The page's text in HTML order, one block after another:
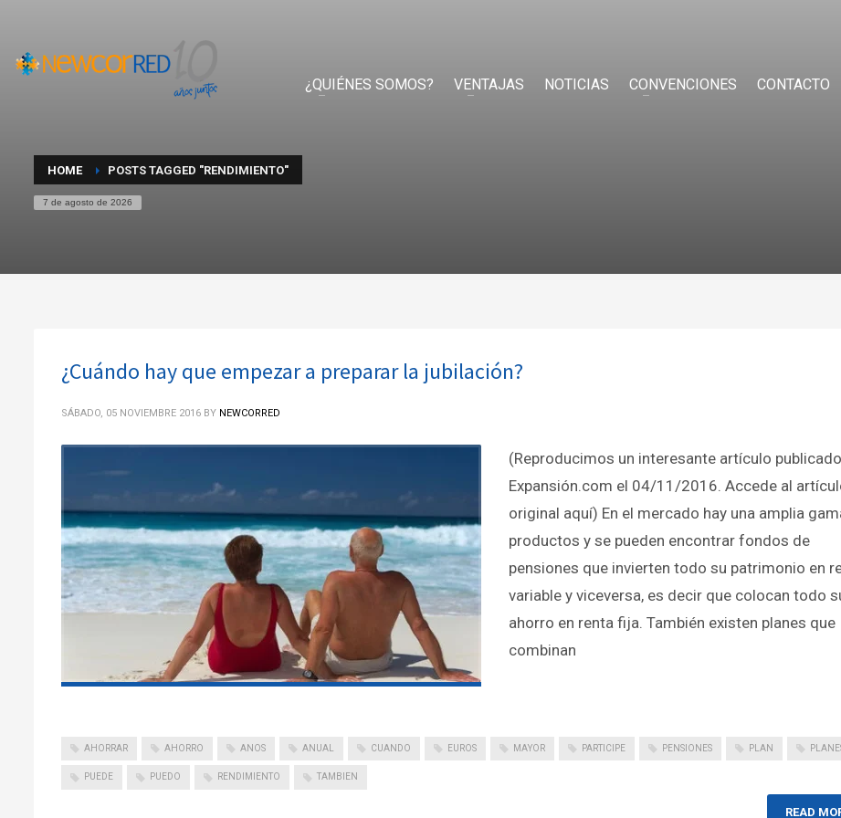
¿QUIÉNES SOMOS? VENTAJAS NOTICIAS CONVENCIONES CONTACTO
HOME POSTS TAGGED "RENDIMIENTO"
7 de agosto de 2026
¿Cuándo hay que empezar a preparar la jubilación?
SÁBADO, 05 NOVIEMBRE 2016 BY NEWCORRED
(Reproducimos un interesante artículo
Expansión.com el 04/11/2016. Accede al
original aquí) En el mercado hay una amplia
productos y se pueden encontrar fondos de
pensiones que invierten todo su patrimonio en
variable y viceversa, es decir que colocan todo
ahorro en renta fija. También existen planes que
combinan
AHORRAR AHORRO ANOS ANUAL CUANDO EUROS MAYOR PARTICIPE PENSIONES PLAN
PUEDE PUEDO RENDIMIENTO TAMBIEN
READ